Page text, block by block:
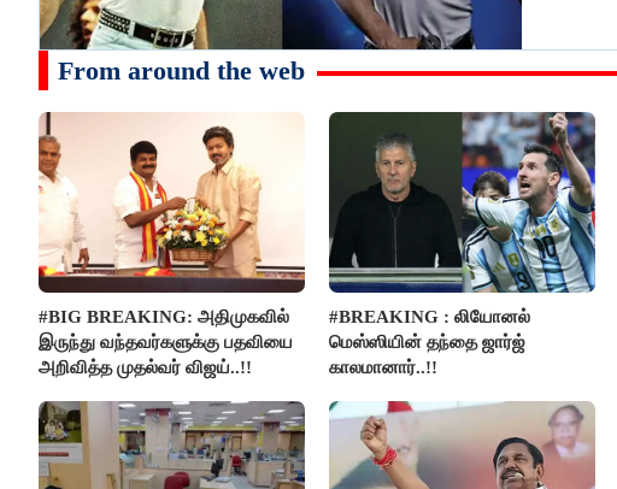
From around the web
#BIG BREAKING: அதிமுகவில்
இருந்து வந்தவர்களுக்கு பதவியை
அறிவித்த முதல்வர் விஜய்..!!
#BREAKING : லியோனல்
மெஸ்ஸியின் தந்தை ஜார்ஜ்
காலமானார்..!!